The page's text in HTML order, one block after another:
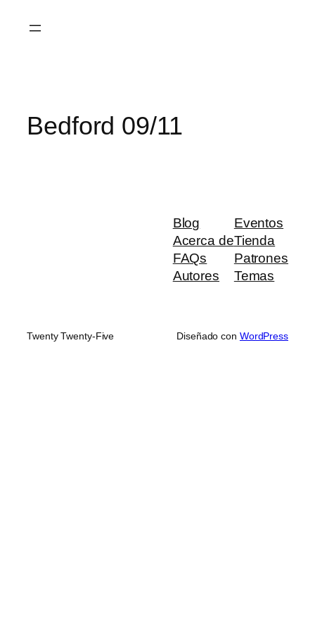
Bedford 09/11
Blog
Acerca de
FAQs
Autores
Eventos
Tienda
Patrones
Temas
Twenty Twenty-Five Diseñado con WordPress